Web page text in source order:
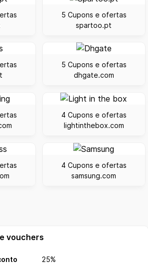
5 Cupons e ofertas
spartoo.pt
5 Cupons e ofertas
dhgate.com
4 Cupons e ofertas
lightinthebox.com
4 Cupons e ofertas
samsung.com
vouchers
25%